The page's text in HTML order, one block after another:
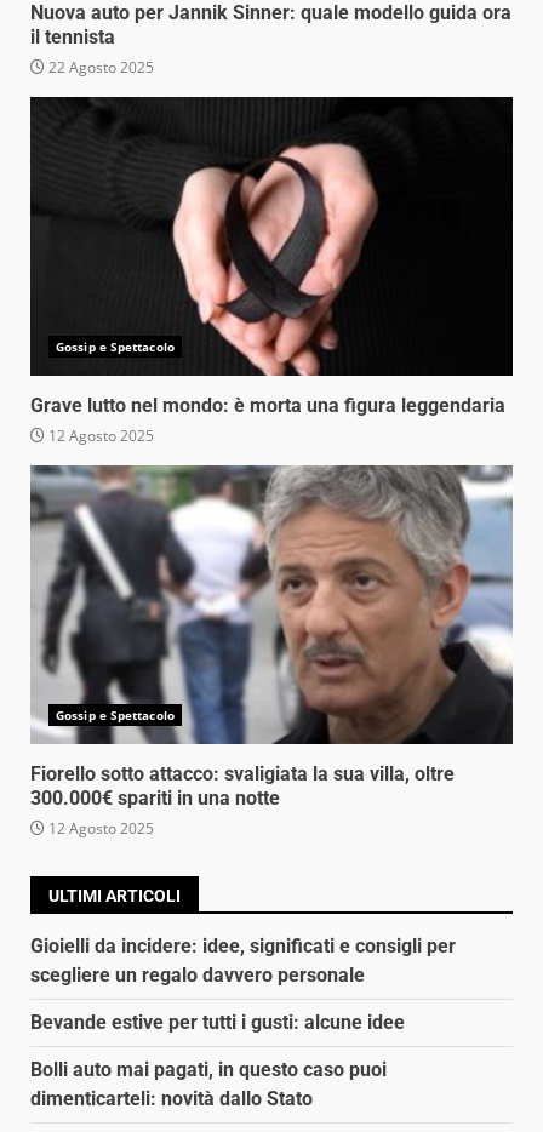
Nuova auto per Jannik Sinner: quale modello guida ora
il tennista
22 Agosto 2025
Gossip e Spettacolo
Grave lutto nel mondo: è morta una figura leggendaria
12 Agosto 2025
Gossip e Spettacolo
Fiorello sotto attacco: svaligiata la sua villa, oltre
300.000€ spariti in una notte
12 Agosto 2025
ULTIMI ARTICOLI
Gioielli da incidere: idee, significati e consigli per
scegliere un regalo davvero personale
Bevande estive per tutti i gusti: alcune idee
Bolli auto mai pagati, in questo caso puoi
dimenticarteli: novità dallo Stato